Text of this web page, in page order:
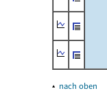
▴ nach oben